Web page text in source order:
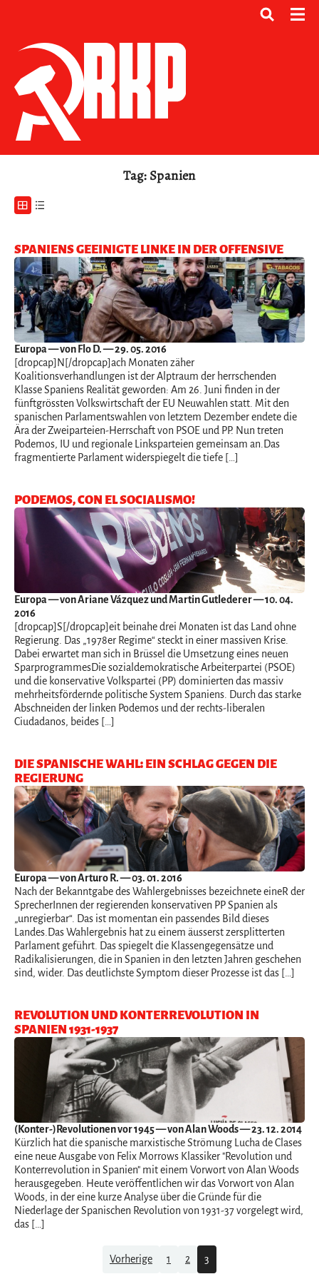
Tag: Spanien
SPANIENS GEEINIGTE LINKE IN DER OFFENSIVE
Europa— von Flo D. — 29. 05. 2016
[dropcap]N[/dropcap]ach Monaten zäher
Koalitionsverhandlungen ist der Alptraum der herrschenden
Klasse Spaniens Realität geworden: Am 26. Juni finden in der
fünftgrössten Volkswirtschaft der EU Neuwahlen statt. Mit den
spanischen Parlamentswahlen von letztem Dezember endete die
Ära der Zweiparteien-Herrschaft von PSOE und PP. Nun treten
Podemos, IU und regionale Linksparteien gemeinsam an.Das
fragmentierte Parlament widerspiegelt die tiefe […]
PODEMOS, CON EL SOCIALISMO!
Europa— von Ariane Vázquez und Martin Gutlederer — 10. 04.
2016
[dropcap]S[/dropcap]eit beinahe drei Monaten ist das Land ohne
Regierung. Das „1978er Regime“ steckt in einer massiven Krise.
Dabei erwartet man sich in Brüssel die Umsetzung eines neuen
SparprogrammesDie sozialdemokratische Arbeiterpartei (PSOE)
und die konservative Volkspartei (PP) dominierten das massiv
mehrheitsfördernde politische System Spaniens. Durch das starke
Abschneiden der linken Podemos und der rechts-liberalen
Ciudadanos, beides […]
DIE SPANISCHE WAHL: EIN SCHLAG GEGEN DIE
REGIERUNG
Europa— von Arturo R. — 03. 01. 2016
Nach der Bekanntgabe des Wahlergebnisses bezeichnete eineR der
SprecherInnen der regierenden konservativen PP Spanien als
„unregierbar“. Das ist momentan ein passendes Bild dieses
Landes.Das Wahlergebnis hat zu einem äusserst zersplitterten
Parlament geführt. Das spiegelt die Klassengegensätze und
Radikalisierungen, die in Spanien in den letzten Jahren geschehen
sind, wider. Das deutlichste Symptom dieser Prozesse ist das […]
REVOLUTION UND KONTERREVOLUTION IN
SPANIEN 1931-1937
(Konter-)Revolutionen vor 1945— von Alan Woods — 23. 12. 2014
Kürzlich hat die spanische marxistische Strömung Lucha de Clases
eine neue Ausgabe von Felix Morrows Klassiker "Revolution und
Konterrevolution in Spanien" mit einem Vorwort von Alan Woods
herausgegeben. Heute veröffentlichen wir das Vorwort von Alan
Woods, in der eine kurze Analyse über die Gründe für die
Niederlage der Spanischen Revolution von 1931-37 vorgelegt wird,
das […]
Vorherige 1 2 3